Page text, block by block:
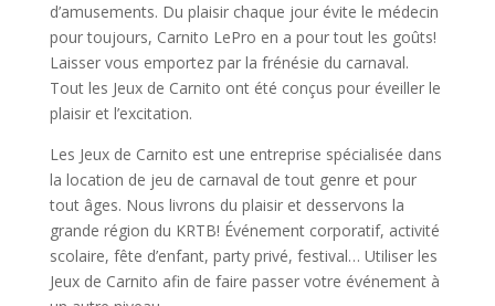
d’amusements. Du plaisir chaque jour évite le médecin
pour toujours, Carnito LePro en a pour tout les goûts!
Laisser vous emportez par la frénésie du carnaval.
Tout les Jeux de Carnito ont été conçus pour éveiller le
plaisir et l’excitation.
Les Jeux de Carnito est une entreprise spécialisée dans
la location de jeu de carnaval de tout genre et pour
tout âges. Nous livrons du plaisir et desservons la
grande région du KRTB! Événement corporatif, activité
scolaire, fête d’enfant, party privé, festival… Utiliser les
Jeux de Carnito afin de faire passer votre événement à